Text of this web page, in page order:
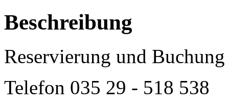
Beschreibung
Reservierung und
Telefon 035 29 - 518 538